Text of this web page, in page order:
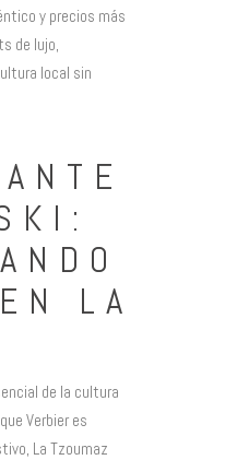
y precios más
de lujo,
local sin
LA
de la cultura
Verbier es
La Tzoumaz